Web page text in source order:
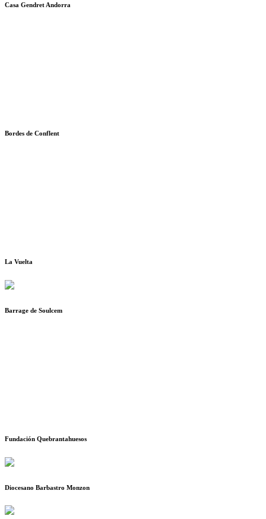
Casa Gendret Andorra
Bordes de Conflent
La Vuelta
Barrage de Soulcem
Fundación Quebrantahuesos
Diocesano Barbastro Monzon